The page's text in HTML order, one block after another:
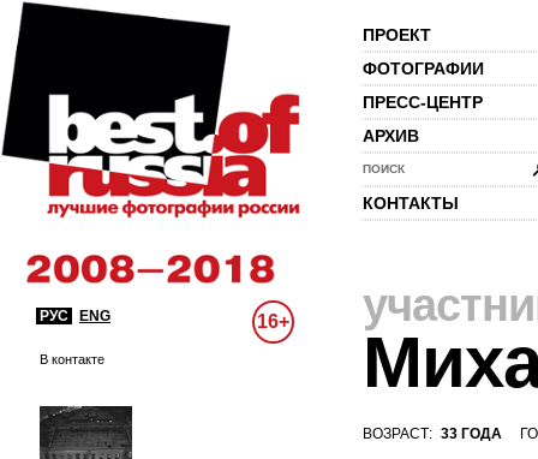
ПРОЕКТ
ФОТОГРАФИИ
ПРЕСС-ЦЕНТР
АРХИВ
ПОИСК
КОНТАКТЫ
РУС ENG 16+
В контакте
ВОЗРАСТ: 33 ГОДА